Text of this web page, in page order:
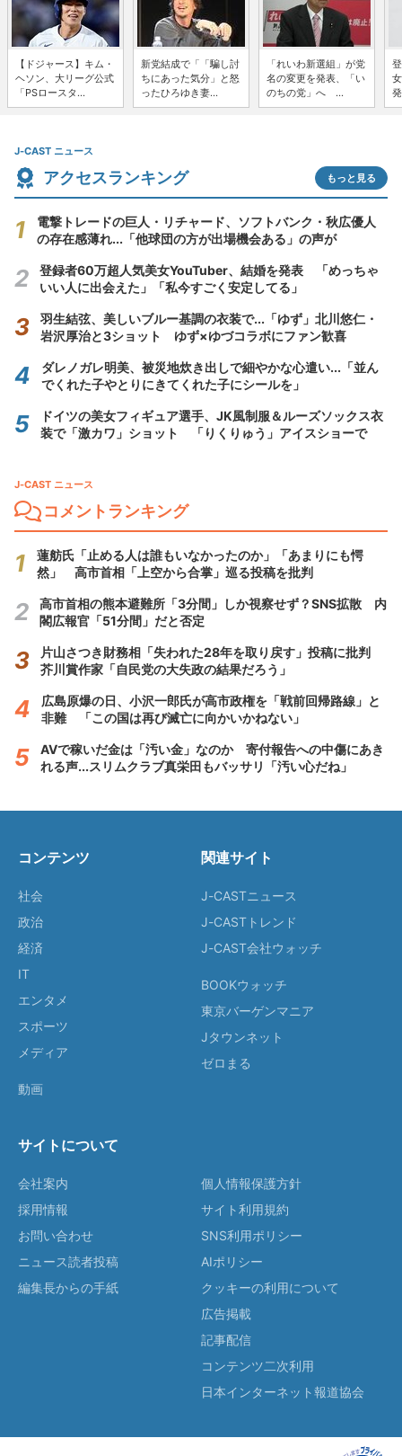
【ドジャース】キム・
ヘソン、大リーグ公式
「PSロースタ...
新党結成で「「騙し討
ちにあった気分」と怒
ったひろゆき妻...
「れいわ新選組」が党
名の変更を発表、「い
のちの党」へ ...
J-CAST ニュース
アクセスランキング もっと見る
電撃トレードの巨人・リチャード、ソフトバンク・秋広優人
の存在感薄れ...「他球団の方が出場機会ある」の声が
登録者60万超人気美女YouTuber、結婚を発表 「めっちゃ
いい人に出会えた」「私今すごく安定してる」
羽生結弦、美しいブルー基調の衣装で...「ゆず」北川悠仁・
岩沢厚治と3ショット ゆず×ゆづコラボにファン歓喜
ダレノガレ明美、被災地炊き出しで細やかな心遣い...「並ん
でくれた子やとりにきてくれた子にシールを」
ドイツの美女フィギュア選手、JK風制服＆ルーズソックス衣
装で「激カワ」ショット 「りくりゅう」アイスショーで
J-CAST ニュース
コメントランキング
蓮舫氏「止める人は誰もいなかったのか」「あまりにも愕
然」 高市首相「上空から合掌」巡る投稿を批判
高市首相の熊本避難所「3分間」しか視察せず？SNS拡散 内
閣広報官「51分間」だと否定
片山さつき財務相「失われた28年を取り戻す」投稿に批判
芥川賞作家「自民党の大失政の結果だろう」
広島原爆の日、小沢一郎氏が高市政権を「戦前回帰路線」と
非難 「この国は再び滅亡に向かいかねない」
AVで稼いだ金は「汚い金」なのか 寄付報告への中傷にあき
れる声...スリムクラブ真栄田もバッサリ「汚い心だね」
コンテンツ
社会
政治
経済
IT
エンタメ
スポーツ
メディア
動画
関連サイト
J-CASTニュース
J-CASTトレンド
J-CAST会社ウォッチ
BOOKウォッチ
東京バーゲンマニア
Jタウンネット
ゼロまる
サイトについて
会社案内
採用情報
お問い合わせ
ニュース読者投稿
編集長からの手紙
個人情報保護方針
サイト利用規約
SNS利用ポリシー
AIポリシー
クッキーの利用について
広告掲載
記事配信
コンテンツ二次利用
日本インターネット報道協会